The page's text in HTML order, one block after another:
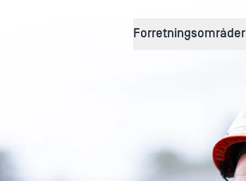
Forretningsområder